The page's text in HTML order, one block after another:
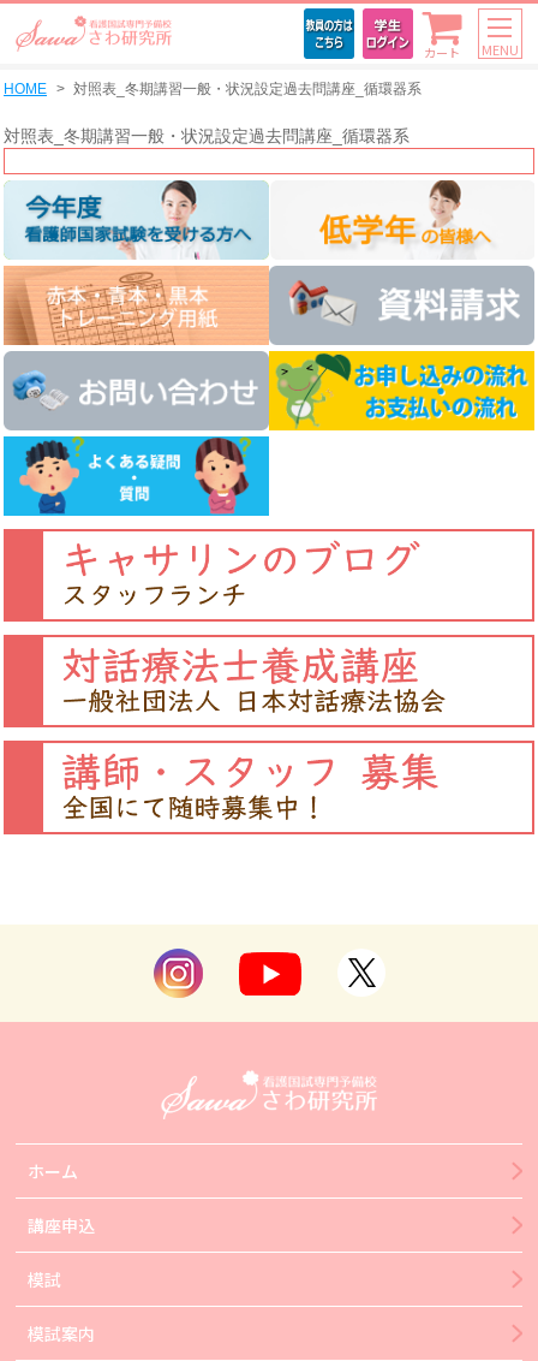
カート MENU
HOME 対照表_冬期講習一般・状況設定過去問講座_循環器系
対照表_冬期講習一般・状況設定過去問講座_循環器系
ホーム
講座申込
模試
模試案内